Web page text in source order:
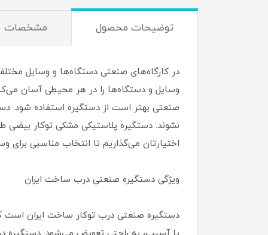
توضیحات محصول مشخصات
در کارگاه‌های صنعتی دستگاه‌ها و وسایل
وسایل و دستگاه‌ها را در هر محیطی آسان
صنعتی بهتر است از دستگیره استفاده شود.
اختیارتان می‌گذاریم تا انتخاب مناسبی برای
ویژگی‌ دستگیره صنعتی درب ساخت ایران
دستگیره صنعتی درب توکار ساخت ایران است